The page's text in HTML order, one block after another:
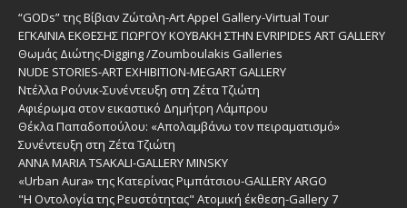
“GODs” της Βίβιαν Ζώταλη-Art Appel Gallery-Virtual Tour
ΕΓΚΑΙΝΙΑ ΕΚΘΕΣΗΣ ΓΙΩΡΓΟΥ ΚΟΥΒΑΚΗ ΣΤΗΝ EVRIPIDES ART GALLERY
Θωμάς Διώτης-Digging /Zoumboulakis Galleries
NUDE STORIES-ΑRT EXHIBITION-MEGART GALLERY
Ντέλλα Ρούνικ-Συνέντευξη στη Ζέτα Τζιώτη
Αφιέρωμα στον εικαστικό Δημήτρη Λάμπρου
Θέκλα Παπαδοπούλου: «Απολαμβάνω τον πειραματισμό»
Συνέντευξη στη Ζέτα Τζιώτη
ANNA MARIA TSAKALI-GALLERY MINSKY
«Urban Aura» της Κατερίνας Ριμπάτσιου-GALLERY ARGO
"Η Οντολογία της Ρευστότητας" Ατομική έκθεση-Gallery 7